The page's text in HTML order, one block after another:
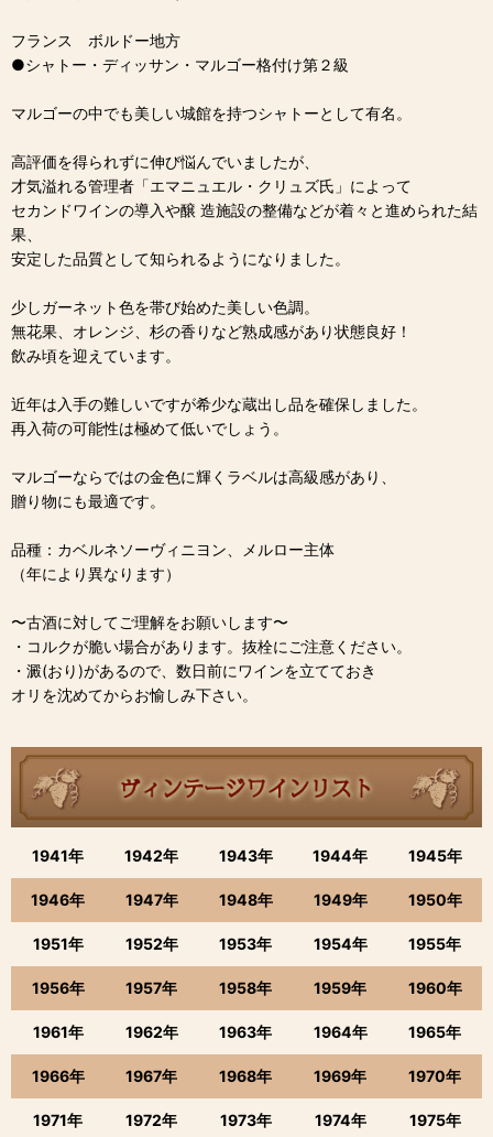
フランス ボルドー地方
●シャトー・ディッサン・マルゴー格付け第２級
マルゴーの中でも美しい城館を持つシャトーとして有名。
高評価を得られずに伸び悩んでいましたが、
才気溢れる管理者「エマニュエル・クリュズ氏」によって
セカンドワインの導入や醸 造施設の整備などが着々と進められた結
果、
安定した品質として知られるようになりました。
少しガーネット色を帯び始めた美しい色調。
無花果、オレンジ、杉の香りなど熟成感があり状態良好！
飲み頃を迎えています。
近年は入手の難しいですが希少な蔵出し品を確保しました。
再入荷の可能性は極めて低いでしょう。
マルゴーならではの金色に輝くラベルは高級感があり、
贈り物にも最適です。
品種：カベルネソーヴィニヨン、メルロー主体
（年により異なります）
〜古酒に対してご理解をお願いします〜
・コルクが脆い場合があります。抜栓にご注意ください。
・澱(おり)があるので、数日前にワインを立てておき
オリを沈めてからお愉しみ下さい。
1941年 1942年 1943年 1944年 1945年
1946年 1947年 1948年 1949年 1950年
1951年 1952年 1953年 1954年 1955年
1956年 1957年 1958年 1959年 1960年
1961年 1962年 1963年 1964年 1965年
1966年 1967年 1968年 1969年 1970年
1971年 1972年 1973年 1974年 1975年